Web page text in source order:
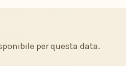
per questa data.